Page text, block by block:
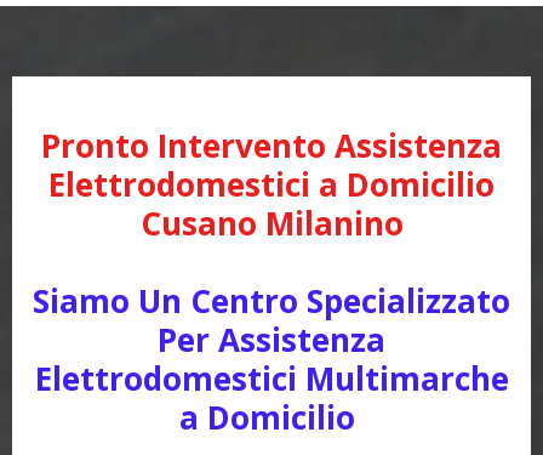
Pronto Intervento Assistenza
Elettrodomestici a Domicilio
Cusano Milanino
Siamo Un Centro Specializzato
Per Assistenza
Elettrodomestici Multimarche
a Domicilio